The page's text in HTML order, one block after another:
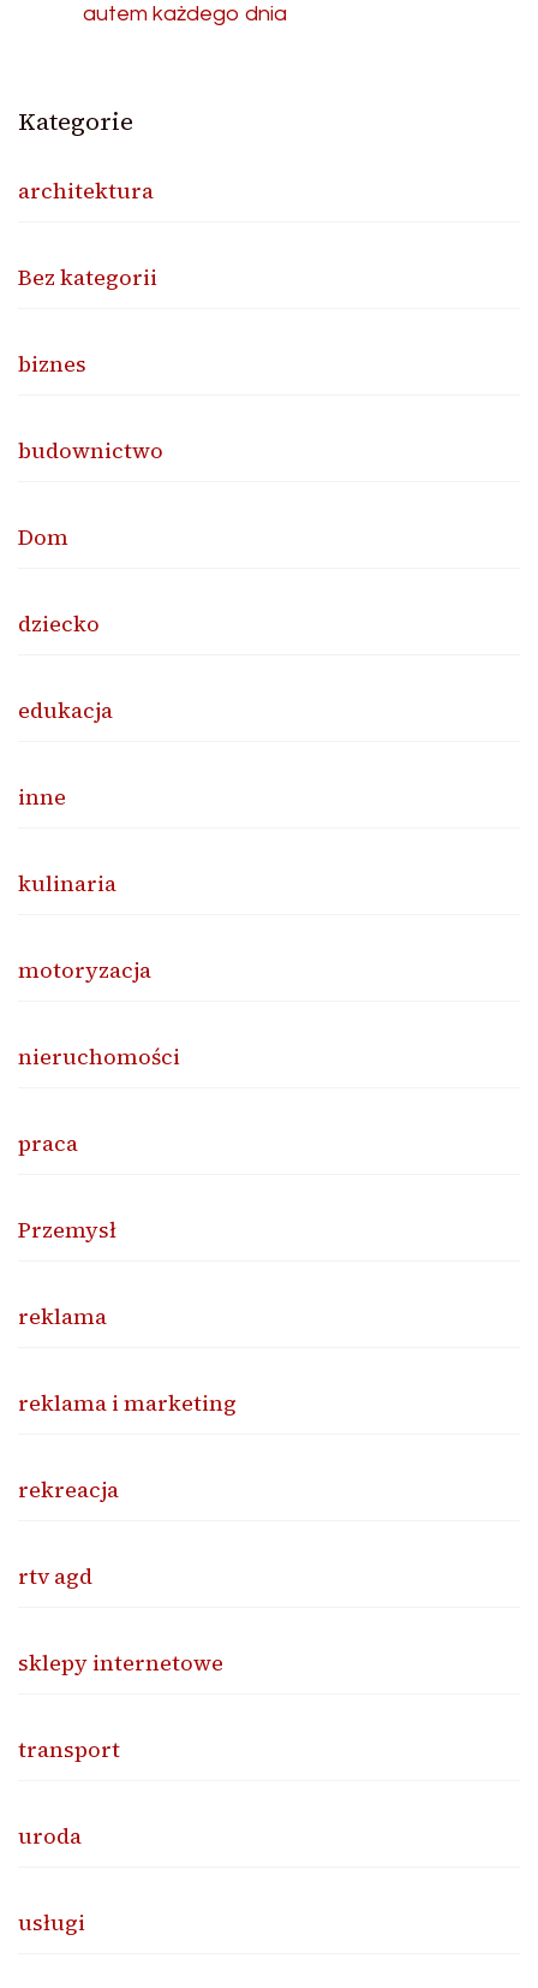
autem każdego dnia
Kategorie
architektura
Bez kategorii
biznes
budownictwo
Dom
dziecko
edukacja
inne
kulinaria
motoryzacja
nieruchomości
praca
Przemysł
reklama
reklama i marketing
rekreacja
rtv agd
sklepy internetowe
transport
uroda
usługi